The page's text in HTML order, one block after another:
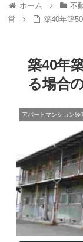
ホーム 不
営
築40年築
築40年
る場合
アパートマンション経